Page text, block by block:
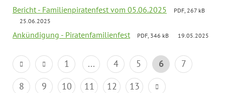
Bericht - Familienpiratenfest vom 05.06.2025
PDF, 267 kB
25.06.2025
Ankündigung - Piratenfamilienfest PDF, 346 kB 19.05.2025
1 ... 4 5 6
7
8
9 10 11 12 13